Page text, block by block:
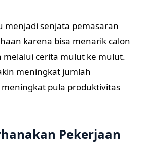
menjadi senjata pemasaran
karena bisa menarik calon
melalui cerita mulut ke mulut.
meningkat jumlah
pula produktivitas
Pekerjaan